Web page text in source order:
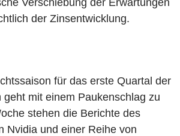
der Zinsentwicklung.
für das erste Quartal der
geht mit einem Paukenschlag zu
stehen die Berichte des
Nvidia und einer Reihe von